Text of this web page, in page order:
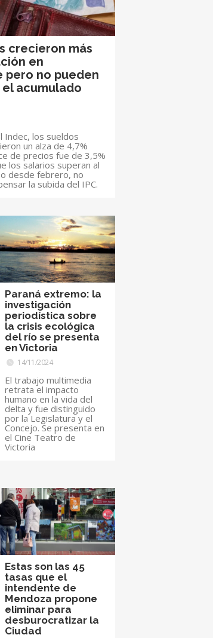
crecieron más
en
pero no pueden
acumulado
Indec, los sueldos
un alza de 4,7%
de precios fue de 3,5%
los salarios superan al
desde febrero, no
la subida del IPC.
Paraná extremo: la
investigación
periodística sobre
la crisis ecológica
del río se presenta
en Victoria
14/11/2024
El trabajo multimedia
retrata el impacto
humano en la vida del
delta y fue distinguido
por la Legislatura y el
Concejo. Se presenta en
el Cine Teatro de
Victoria
Estas son las 45
tasas que el
intendente de
Mendoza propone
eliminar para
desburocratizar la
Ciudad